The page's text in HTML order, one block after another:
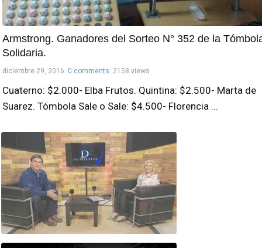
Armstrong. Ganadores del Sorteo N° 352 de la
Solidaria.
diciembre 29, 2016 0 comments 2158 views
Cuaterno: $2.000- Elba Frutos. Quintina: $2.500- Marta de
Suarez. Tómbola Sale o Sale: $4.500- Florencia ...